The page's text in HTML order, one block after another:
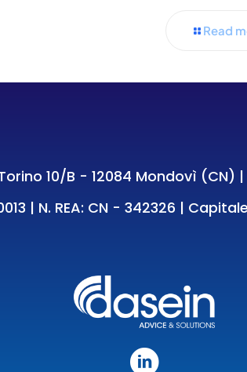
Read
10/B - 12084 Mondovì (CN) |
| N. REA: CN - 342326 |